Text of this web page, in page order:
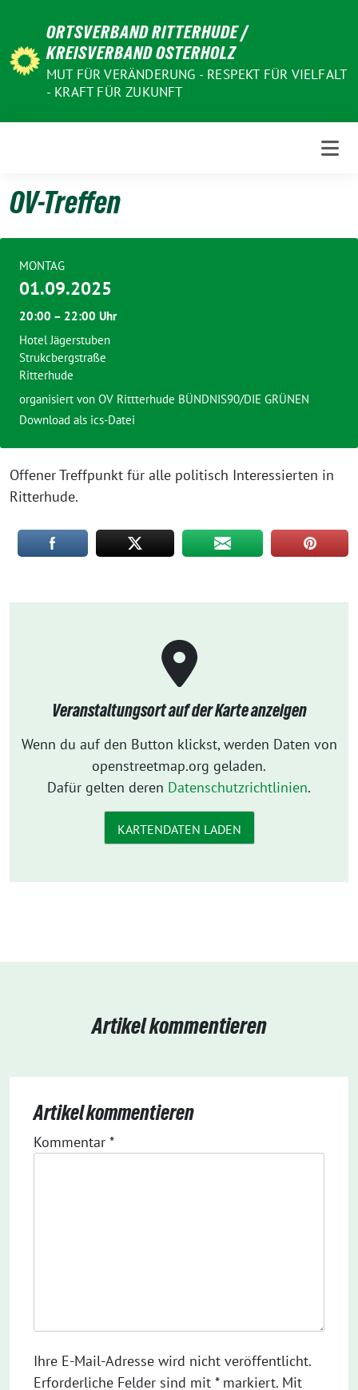
Inhalt
ORTSVERBAND RITTERHUDE /
KREISVERBAND OSTERHOLZ
MUT FÜR VERÄNDERUNG - RESPEKT FÜR VIELFALT
- KRAFT FÜR ZUKUNFT
OV-Treffen
Offener Treffpunkt für alle politisch Interessierten in
Ritterhude.
MONTAG
01.09.2025
20:00 – 22:00 Uhr
Hotel Jägerstuben
Strukcbergstraße
Ritterhude
organisiert von OV Rittterhude BÜNDNIS90/DIE GRÜNEN
Download als ics-Datei
Veranstaltungsort auf der Karte anzeigen
Wenn du auf den Button klickst, werden Daten von
openstreetmap.org geladen.
Dafür gelten deren Datenschutzrichtlinien.
KARTENDATEN LADEN
Artikel kommentieren
Artikel kommentieren
Kommentar *
Ihre E-Mail-Adresse wird nicht veröffentlicht.
Erforderliche Felder sind mit * markiert. Mit